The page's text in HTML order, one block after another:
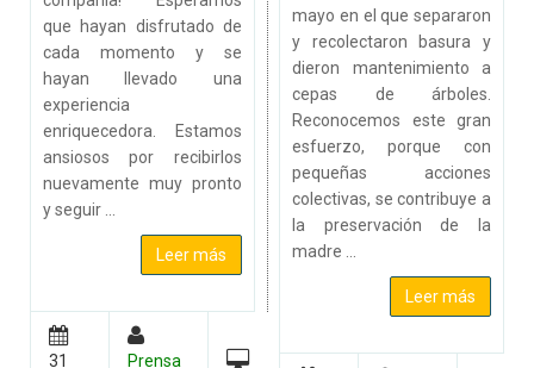
que hayan disfrutado de
cada momento y se
hayan llevado una
experiencia
enriquecedora. Estamos
ansiosos por recibirlos
nuevamente muy pronto
y seguir ...
Leer más
31
Prensa
mayo en el que separaron
y recolectaron basura y
dieron mantenimiento a
cepas de árboles.
Reconocemos este gran
esfuerzo, porque con
pequeñas acciones
colectivas, se contribuye a
la preservación de la
madre ...
Leer más